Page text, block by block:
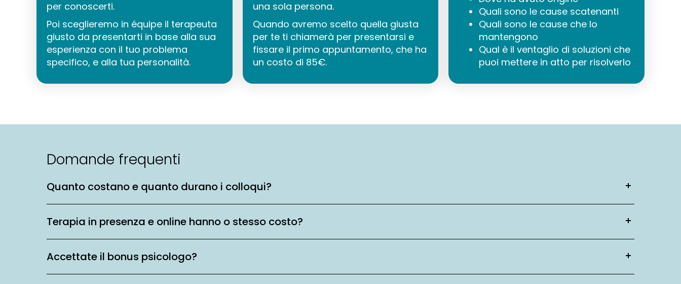
per conoscerti.
Poi sceglieremo in équipe il terapeuta
giusto da presentarti in base alla sua
esperienza con il tuo problema
specifico, e alla tua personalità.
una sola persona.
Quando avremo scelto quella giusta
per te ti chiamerà per presentarsi e
fissare il primo appuntamento, che ha
un costo di 85€.
Quali sono le cause scatenanti
Quali sono le cause che lo
mantengono
Qual è il ventaglio di soluzioni che
puoi mettere in atto per risolverlo
Domande frequenti
Quanto costano e quanto durano i colloqui?
Terapia in presenza e online hanno o stesso costo?
Accettate il bonus psicologo?